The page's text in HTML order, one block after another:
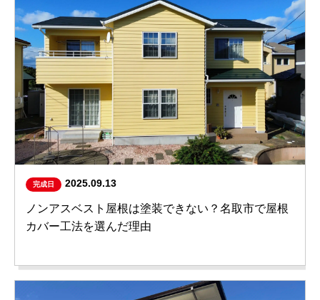
完成日 2025.09.13
ノンアスベスト屋根は塗装できない？名取市で屋根
カバー工法を選んだ理由